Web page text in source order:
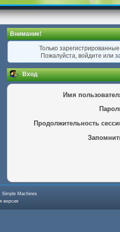
Внимание!
Только
Пожалуйста, войдите или
Вход
Имя
Продолжительность
,Simple Machines
версия